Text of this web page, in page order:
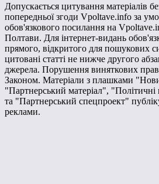
Допускається цитування матеріалів
попередньої згоди Vpoltave.info за
обов'язкового посилання на
Полтави. Для інтернет-видань
прямого, відкритого для пошукових
цитовані статті не нижче другого
джерела. Порушення виняткових прав
Законом. Матеріали з плашками
"Партнерський матеріал",
та "Партнерський спецпроект"
реклами.